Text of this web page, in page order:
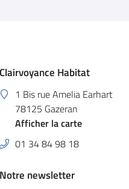
Clairvoyance Habitat
1 Bis rue Amelia Earhart
78125 Gazeran
Afficher la carte
01 34 84 98 18
Notre newsletter